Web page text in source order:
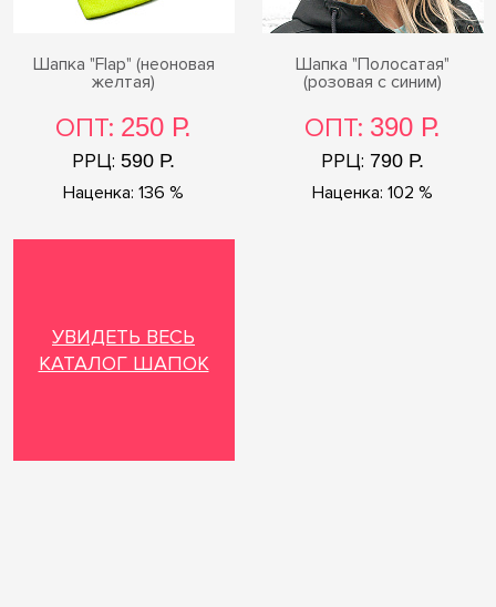
Шапка "Flap" (неоновая
желтая)
ОПТ: 250 Р.
РРЦ: 590 Р.
Наценка: 136 %
Шапка "Полосатая"
(розовая с синим)
ОПТ: 390 Р.
РРЦ: 790 Р.
Наценка: 102 %
УВИДЕТЬ ВЕСЬ
КАТАЛОГ ШАПОК